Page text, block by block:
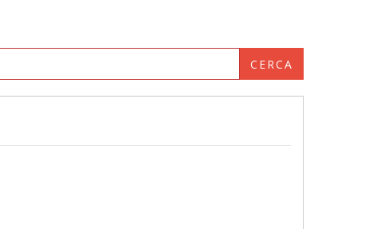
CERCA